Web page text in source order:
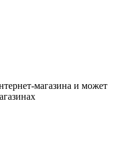
магазина и может